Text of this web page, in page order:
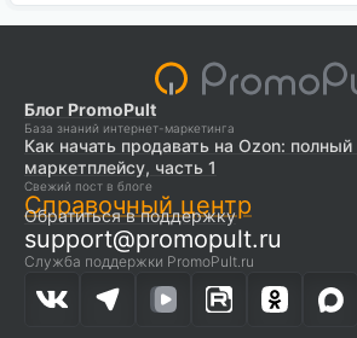
Блог PromoPult
База знаний интернет-маркетинга
Как начать продавать на Ozon: полный
маркетплейсу, часть 1
Свежий пост в блоге
Справочный центр
Обратиться в поддержку
support@promopult.ru
Служба поддержки PromoPult.ru